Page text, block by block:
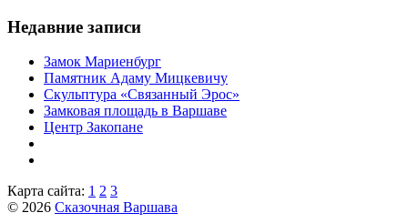
Недавние записи
Замок Мариенбург
Памятник Адаму Мицкевичу
Скульптура «Связанный Эрос»
Замковая площадь в Варшаве
Центр Закопане
Карта сайта: 1 2 3
© 2026 Сказочная Варшава